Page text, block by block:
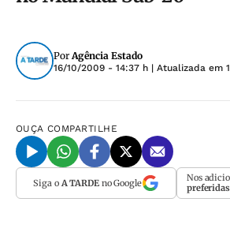
PorAgência Estado
16/10/2009 - 14:37 h | Atualizada em
OUÇA COMPARTILHE
Siga o A TARDEno Google Nos
preferidas